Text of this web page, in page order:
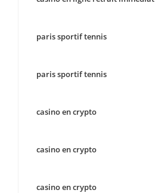
paris sportif tennis
paris sportif tennis
casino en crypto
casino en crypto
casino en crypto